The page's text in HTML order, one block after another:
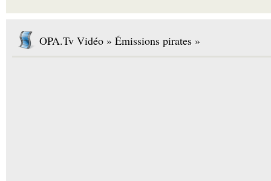
OPA.Tv Vidéo » Émissions pirates »